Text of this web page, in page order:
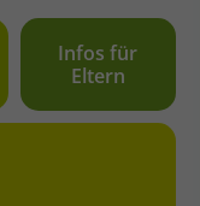
Infos für
Eltern